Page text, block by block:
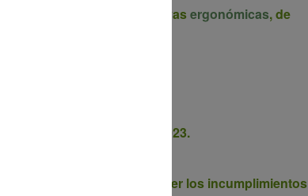
desde las perspectivasergonómicas, de
en el trabajo.
LOPCYMAT y la NT-04-2023.
18001, destinadas a conocer los incumplimientos